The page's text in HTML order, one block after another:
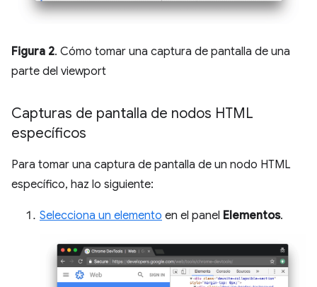
Figura 2. Cómo tomar una captura de pantalla de una
parte del viewport
Capturas de pantalla de nodos HTML
específicos
Para tomar una captura de pantalla de un nodo HTML
específico, haz lo siguiente:
Selecciona un elemento en el panel Elementos.